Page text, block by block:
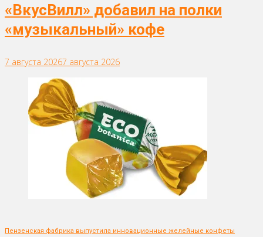
«ВкусВилл» добавил на полки
«музыкальный» кофе
7 августа 20267 августа 2026
Пензенская фабрика выпустила инновационные желейные конфеты